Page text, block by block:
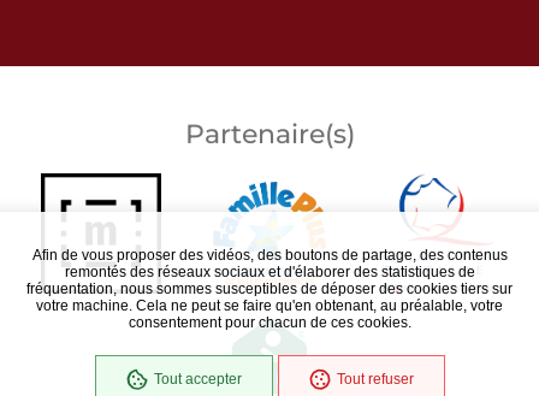
Afin de vous proposer des vidéos, des boutons de partage, des contenus
remontés des réseaux sociaux et d'élaborer des statistiques de
fréquentation, nous sommes susceptibles de déposer des cookies tiers sur
votre machine. Cela ne peut se faire qu'en obtenant, au préalable, votre
consentement pour chacun de ces cookies.
Tout accepter Tout refuser
Partenaire(s)